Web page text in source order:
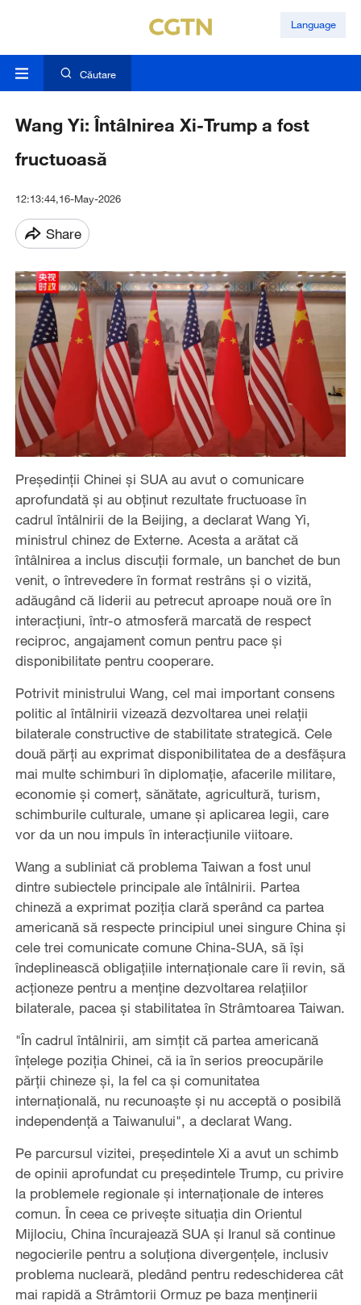
Language
Căutare
Wang Yi: Întâlnirea Xi-Trump a fost
fructuoasă
12:13:44,16-May-2026
Share
Președinții Chinei și SUA au avut o comunicare
aprofundată și au obținut rezultate fructuoase în
cadrul întâlnirii de la Beijing, a declarat Wang Yi,
ministrul chinez de Externe. Acesta a arătat că
întâlnirea a inclus discuții formale, un banchet de bun
venit, o întrevedere în format restrâns și o vizită,
adăugând că liderii au petrecut aproape nouă ore în
interacțiuni, într-o atmosferă marcată de respect
reciproc, angajament comun pentru pace și
disponibilitate pentru cooperare.
Potrivit ministrului Wang, cel mai important consens
politic al întâlnirii vizează dezvoltarea unei relații
bilaterale constructive de stabilitate strategică. Cele
două părți au exprimat disponibilitatea de a desfășura
mai multe schimburi în diplomație, afacerile militare,
economie și comerț, sănătate, agricultură, turism,
schimburile culturale, umane și aplicarea legii, care
vor da un nou impuls în interacțiunile viitoare.
Wang a subliniat că problema Taiwan a fost unul
dintre subiectele principale ale întâlnirii. Partea
chineză a exprimat poziția clară sperând ca partea
americană să respecte principiul unei singure China și
cele trei comunicate comune China-SUA, să își
îndeplinească obligațiile internaționale care îi revin, să
acționeze pentru a menține dezvoltarea relațiilor
bilaterale, pacea și stabilitatea în Strâmtoarea Taiwan.
"În cadrul întâlnirii, am simțit că partea americană
înțelege poziția Chinei, că ia în serios preocupările
părții chineze și, la fel ca și comunitatea
internațională, nu recunoaște și nu acceptă o posibilă
independență a Taiwanului", a declarat Wang.
Pe parcursul vizitei, președintele Xi a avut un schimb
de opinii aprofundat cu președintele Trump, cu privire
la problemele regionale și internaționale de interes
comun. În ceea ce privește situația din Orientul
Mijlociu, China încurajează SUA și Iranul să continue
negocierile pentru a soluționa divergențele, inclusiv
problema nucleară, pledând pentru redeschiderea cât
mai rapidă a Strâmtorii Ormuz pe baza menținerii